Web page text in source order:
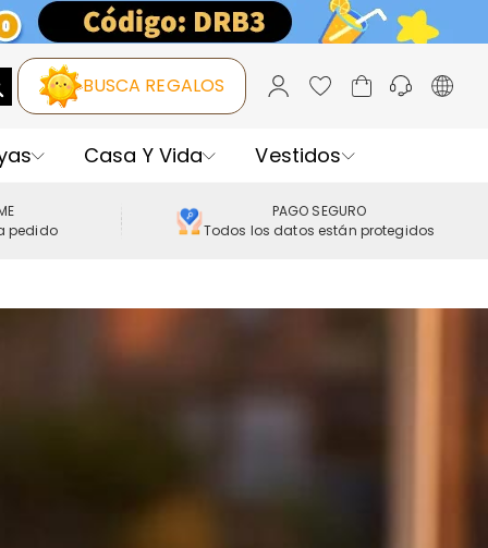
BUSCA REGALOS
Casa Y Vida Vestidos
pedido
PAGO SEGURO
Todos los datos están protegidos